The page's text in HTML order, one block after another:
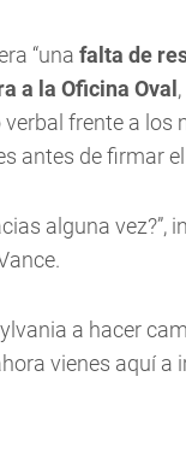
“una falta de
a la Oficina Oval
frente a los
antes de firmar
alguna vez?”,
a hacer
vienes aquí a